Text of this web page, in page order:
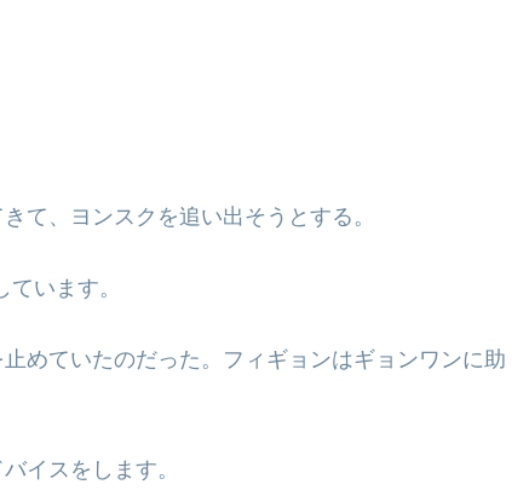
て、ヨンスクを追い出そうとする。
います。
めていたのだった。フィギョンはギョンワンに助
イスをします。